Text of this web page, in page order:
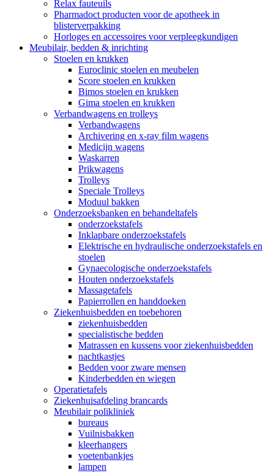
Relax fauteuils
Pharmadoct producten voor de apotheek in
blisterverpakking
Horloges en accessoires voor verpleegkundigen
Meubilair, bedden & inrichting
Stoelen en krukken
Euroclinic stoelen en meubelen
Score stoelen en krukken
Bimos stoelen en krukken
Gima stoelen en krukken
Verbandwagens en trolleys
Verbandwagens
Archivering en x-ray film wagens
Medicijn wagens
Waskarren
Prikwagens
Trolleys
Speciale Trolleys
Moduul bakken
Onderzoeksbanken en behandeltafels
onderzoekstafels
Inklapbare onderzoekstafels
Elektrische en hydraulische onderzoekstafels en
stoelen
Gynaecologische onderzoekstafels
Houten onderzoekstafels
Massagetafels
Papierrollen en handdoeken
Ziekenhuisbedden en toebehoren
ziekenhuisbedden
specialistische bedden
Matrassen en kussens voor ziekenhuisbedden
nachtkastjes
Bedden voor zware mensen
Kinderbedden en wiegen
Operatietafels
Ziekenhuisafdeling brancards
Meubilair polikliniek
bureaus
Vuilnisbakken
kleerhangers
voetenbankjes
lampen